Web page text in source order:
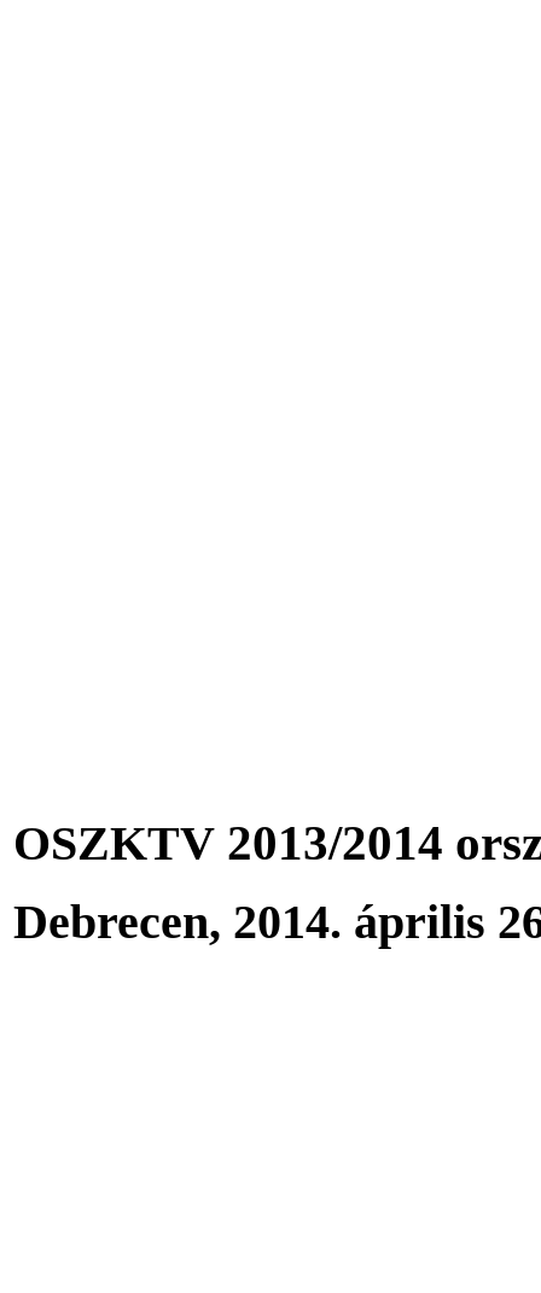
OSZKTV 2013/2014
Debrecen, 2014. április